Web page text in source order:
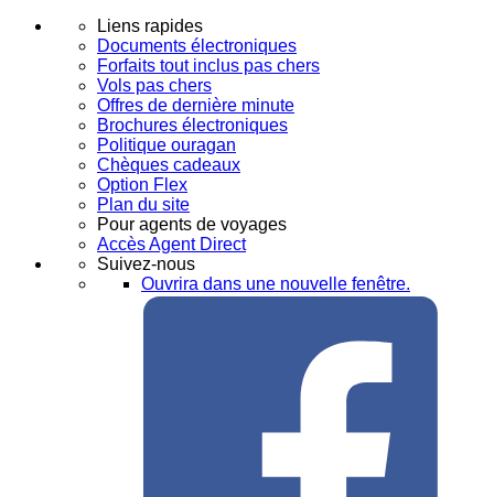
Liens rapides
Documents électroniques
Forfaits tout inclus pas chers
Vols pas chers
Offres de dernière minute
Brochures électroniques
Politique ouragan
Chèques cadeaux
Option Flex
Plan du site
Pour agents de voyages
Accès Agent Direct
Suivez-nous
Ouvrira dans une nouvelle fenêtre.